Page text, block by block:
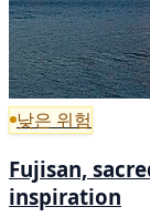
낮은 위험
Fujisan,
inspiration